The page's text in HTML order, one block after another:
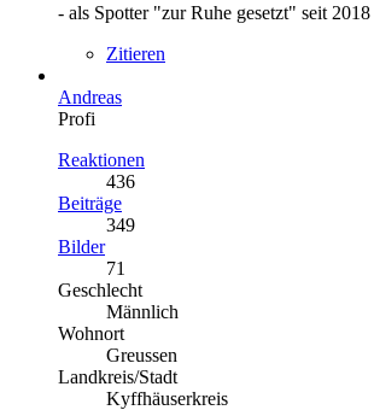
- als Spotter "zur Ruhe gesetzt" seit 2018
Zitieren
Andreas
Profi
Reaktionen
436
Beiträge
349
Bilder
71
Geschlecht
Männlich
Wohnort
Greussen
Landkreis/Stadt
Kyffhäuserkreis